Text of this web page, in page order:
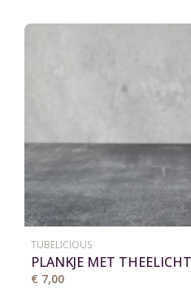
TUBELICIOUS
PLANKJE MET
€ 7,00